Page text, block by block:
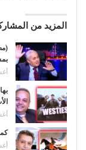
المزيد من